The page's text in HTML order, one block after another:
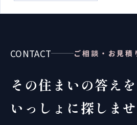
CONTACT ご相談・お見積
その住まいの答えを
いっしょに探しませ